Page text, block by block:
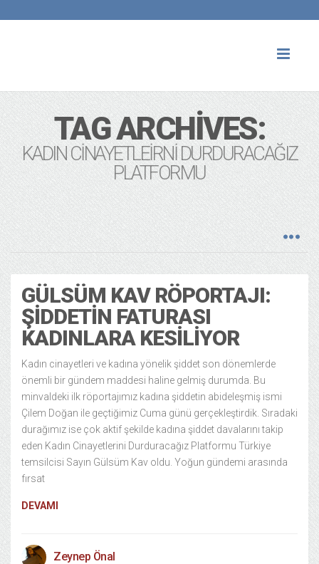
TAG ARCHIVES:
KADIN CINAYETLEIRNI DURDURACAĞIZ
PLATFORMU
GÜLSÜM KAV RÖPORTAJI:
ŞIDDETIN FATURASI
KADINLARA KESILIYOR
Kadın cinayetleri ve kadına yönelik şiddet son dönemlerde
önemli bir gündem maddesi haline gelmiş durumda. Bu
minvaldeki ilk röportajımız kadına şiddetin abideleşmiş ismi
Çilem Doğan ile geçtiğimiz Cuma günü gerçekleştirdik. Sıradaki
durağımız ise çok aktif şekilde kadına şiddet davalarını takip
eden Kadın Cinayetlerini Durduracağız Platformu Türkiye
temsilcisi Sayın Gülsüm Kav oldu. Yoğun gündemi arasında
fırsat
DEVAMI
Zeynep Önal